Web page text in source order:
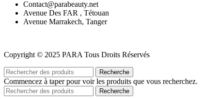
Contact@parabeauty.net
Avenue Des FAR , Tétouan
Avenue Marrakech, Tanger
Copyright © 2025 PARA Tous Droits Réservés
Recherche
Commencez à taper pour voir les produits que vous recherchez.
Recherche